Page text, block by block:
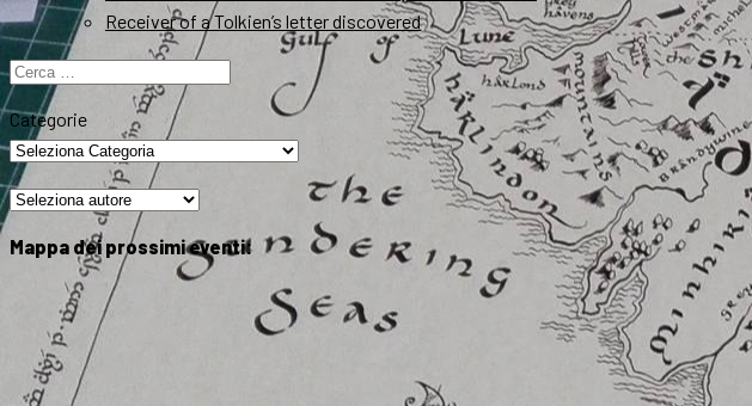
Receiver of a Tolkien’s letter discovered
Ricerca
per:
Categorie
Mappa dei prossimi eventi: